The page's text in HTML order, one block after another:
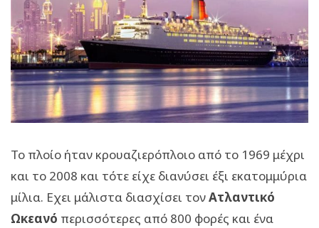
Το πλοίο ήταν κρουαζιερόπλοιο από το 1969 μέχρι
και το 2008 και τότε είχε διανύσει έξι εκατομμύρια
μίλια. Εχει μάλιστα διασχίσει τονΑτλαντικό
Ωκεανό περισσότερες από 800 φορές και ένα